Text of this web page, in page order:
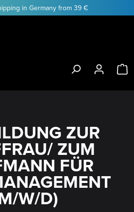
in Germany from 39 €
ZUR
ZUM
FÜR
W/D)